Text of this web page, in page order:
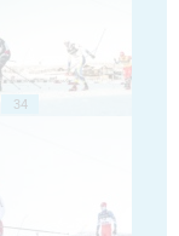
34